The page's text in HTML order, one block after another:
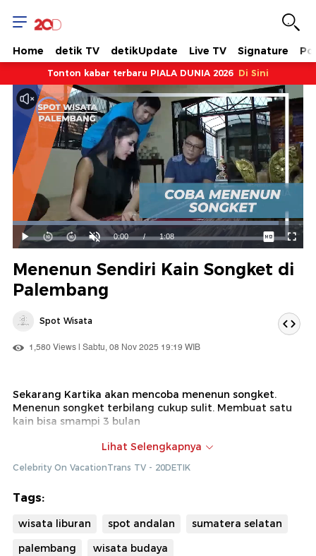
Home detik TV detikUpdate Live TV Signature
Tonton kabar terbaru PIALA DUNIA 2026 Di Sini
Mainkan
Suara
Hidup
Waktu
0:00 / Durasi
1:08
Dimuat:
91.59%
Menenun Sendiri Kain Songket di
Palembang
Spot Wisata
1,580 Views | Sabtu, 08 Nov 2025 19:19 WIB
Sekarang Kartika akan mencoba menenun songket.
Menenun songket terbilang cukup sulit. Membuat satu
kain bisa smampi 3 bulan
Dok : Celebrity on Vacation Trans TV (Ade)
Lihat Selengkapnya
Celebrity On VacationTrans TV - 20DETIK
Tags:
wisata liburan spot andalan
sumatera selatan
palembang
wisata budaya